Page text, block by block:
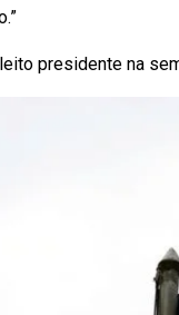
presidente na